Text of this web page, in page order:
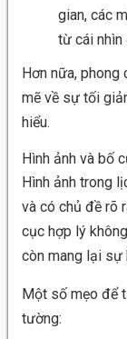
gian, các
từ cái nhìn
Hơn nữa, phong
mẽ về sự tối
hiểu.
Hình ảnh và bố
Hình ảnh trong
và có chủ đề rõ
cục hợp lý
còn mang lại sự
Một số mẹo để
tường: